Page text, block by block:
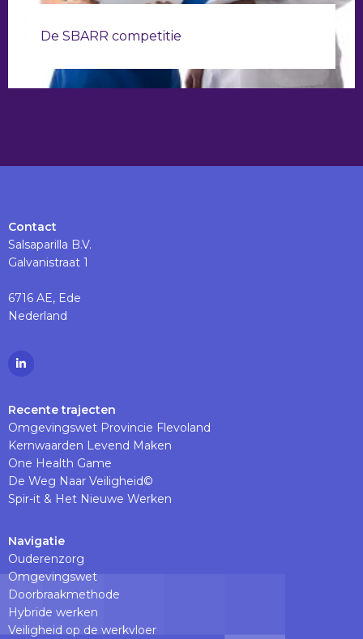
De SBARR competitie
Contact
Salsaparilla B.V.
Galvanistraat 1
6716 AE, Ede
Nederland
Ga
Linkedinpagina
Recente trajecten
Omgevingswet Provincie Flevoland
Kernwaarden Levend Maken
One Health Game
De Weg Naar Veiligheid©
Spir-it & Het Nieuwe Werken
Navigatie
Ouderenzorg
Omgevingswet
Doorbraakmethode
Hybride werken
Veiligheid op de werkvloer